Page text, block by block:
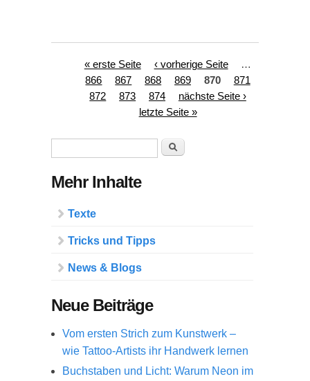
Seiten« erste Seite ‹ vorherige Seite
…
866
867 868 869 870
871
872
873 874
nächste Seite ›
letzte Seite »
Suche
Mehr Inhalte
Texte
Tricks und Tipps
News & Blogs
Neue Beiträge
Vom ersten Strich zum Kunstwerk –
wie Tattoo-Artists ihr Handwerk lernen
Buchstaben und Licht: Warum Neon im